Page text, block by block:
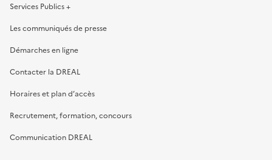
Services Publics +
Les communiqués de presse
Démarches en ligne
Contacter la DREAL
Horaires et plan d’accès
Recrutement, formation, concours
Communication DREAL